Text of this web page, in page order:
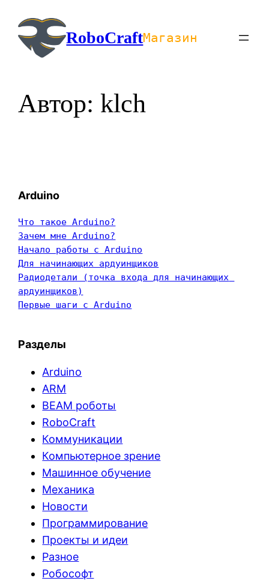
содержимомуRoboCraftМагазин
Автор:klch
Arduino
Что такое Arduino?
Зачем мне Arduino?
Начало работы с Arduino
Для начинающих ардуинщиков
Радиодетали (точка входа для начинающих
ардуинщиков)
Первые шаги с Arduino
Разделы
Arduino
ARM
BEAM роботы
RoboCraft
Коммуникации
Компьютерное зрение
Машинное обучение
Механика
Новости
Программирование
Проекты и идеи
Разное
Робософт